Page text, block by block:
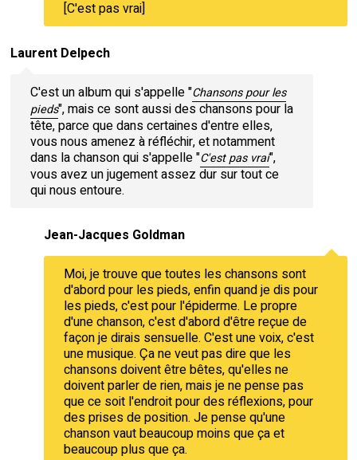
[C'est pas vrai]
Laurent Delpech
C'est un album qui s'appelle "Chansons pour les
pieds", mais ce sont aussi des chansons pour la
tête, parce que dans certaines d'entre elles,
vous nous amenez à réfléchir, et notamment
dans la chanson qui s'appelle "C'est pas vrai",
vous avez un jugement assez dur sur tout ce
qui nous entoure.
Jean-Jacques Goldman
Moi, je trouve que toutes les chansons sont
d'abord pour les pieds, enfin quand je dis pour
les pieds, c'est pour l'épiderme. Le propre
d'une chanson, c'est d'abord d'être reçue de
façon je dirais sensuelle. C'est une voix, c'est
une musique. Ça ne veut pas dire que les
chansons doivent être bêtes, qu'elles ne
doivent parler de rien, mais je ne pense pas
que ce soit l'endroit pour des réflexions, pour
des prises de position. Je pense qu'une
chanson vaut beaucoup moins que ça et
beaucoup plus que ça.